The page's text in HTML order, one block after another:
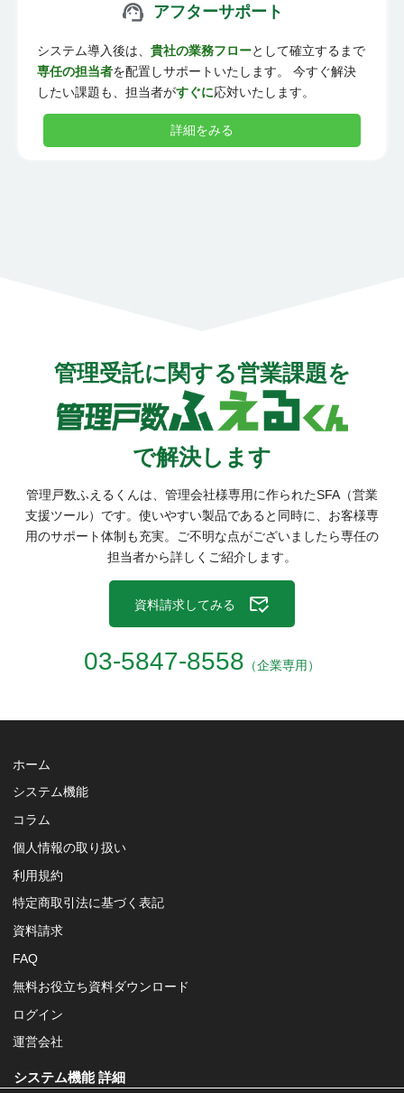
アフターサポート
システム導入後は、 貴社の業務フローとして確立するまで
専任の担当者を配置しサポートいたします。 今すぐ解決
したい課題も、担当者がすぐに応対いたします。
詳細をみる
管理受託に関する営業課題を
で解決します
管理戸数ふえるくんは、管理会社様専用に作られたSFA（営業
支援ツール）です。 使いやすい製品であると同時に、お客様専
用のサポート体制も充実。
ご不明な点がございましたら専任の
担当者から詳しくご紹介します。
資料請求してみる
03-5847-8558 （企業専用）
ホーム
システム機能
コラム
個人情報の取り扱い
利用規約
特定商取引法に基づく表記
資料請求
FAQ
無料お役立ち資料ダウンロード
ログイン
運営会社
システム機能 詳細